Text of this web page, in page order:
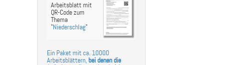
Arbeitsblatt mit
QR-Code zum
Thema
"Niederschlag"
Ein Paket mit ca. 10000
Arbeitsblättern, bei denen die